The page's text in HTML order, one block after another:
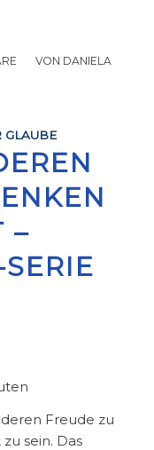
VON DANIELA
GLAUBE
–
Freude zu
sein. Das